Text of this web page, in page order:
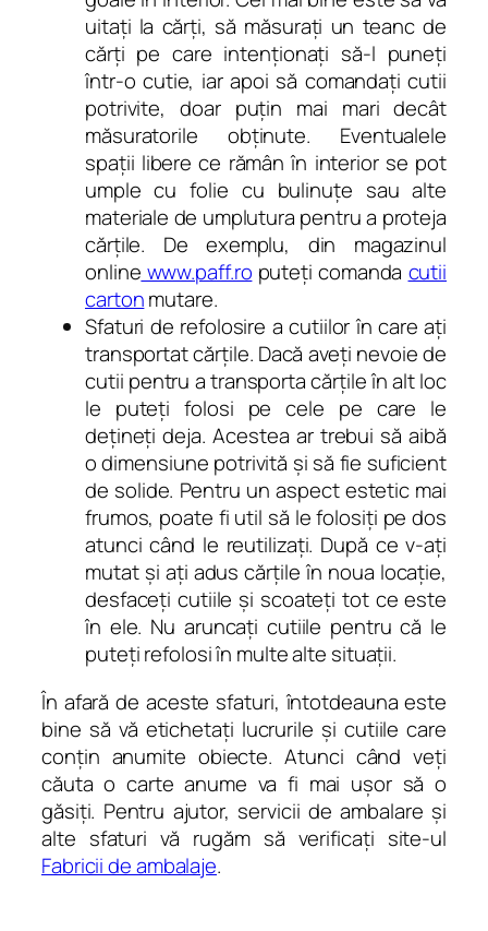
uitați la cărți, să măsurați un teanc de
cărți pe care intenționați să-l puneți
într-o cutie, iar apoi să comandați cutii
potrivite, doar puțin mai mari decât
măsuratorile obținute. Eventualele
spații libere ce rămân în interior se pot
umple cu folie cu bulinuțe sau alte
materiale de umplutura pentru a proteja
cărțile. De exemplu, din magazinul
online www.paff.ro puteți comanda cutii
cartonmutare.
Sfaturi de refolosire a cutiilor în care ați
transportat cărțile. Dacă aveți nevoie de
cutii pentru a transporta cărțile în alt loc
le puteți folosi pe cele pe care le
dețineți deja. Acestea ar trebui să aibă
o dimensiune potrivită și să fie suficient
de solide. Pentru un aspect estetic mai
frumos, poate fi util să le folosiți pe dos
atunci când le reutilizați. După ce v-ați
mutat și ați adus cărțile în noua locație,
desfaceți cutiile și scoateți tot ce este
în ele. Nu aruncați cutiile pentru că le
puteți refolosi în multe alte situații.
În afară de aceste sfaturi, întotdeauna este
bine să vă etichetați lucrurile și cutiile care
conțin anumite obiecte. Atunci când veți
căuta o carte anume va fi mai ușor să o
găsiți. Pentru ajutor, servicii de ambalare și
alte sfaturi vă rugăm să verificați site-ul
Fabricii de ambalaje.